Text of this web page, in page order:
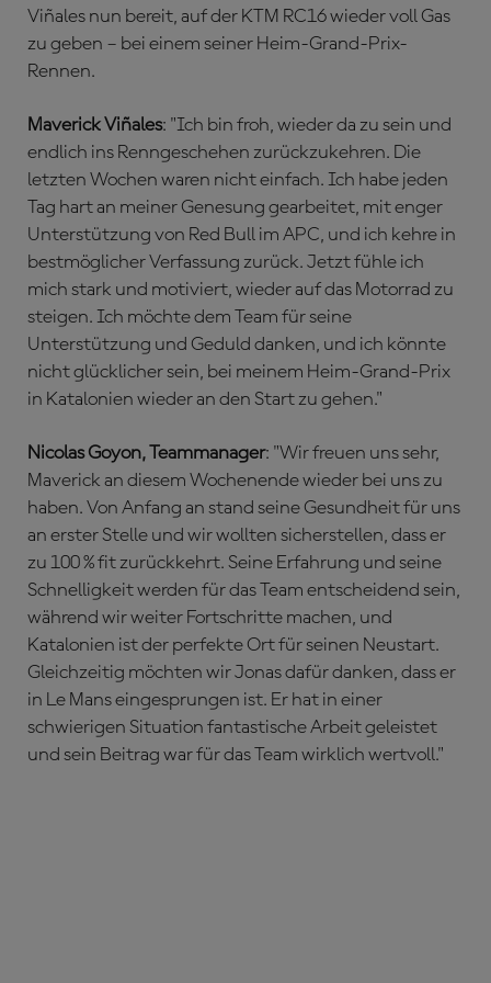
Viñales nun bereit, auf der KTM RC16 wieder voll Gas
zu geben – bei einem seiner Heim-Grand-Prix-
Rennen.
Maverick Viñales: "Ich bin froh, wieder da zu sein und
endlich ins Renngeschehen zurückzukehren. Die
letzten Wochen waren nicht einfach. Ich habe jeden
Tag hart an meiner Genesung gearbeitet, mit enger
Unterstützung von Red Bull im APC, und ich kehre in
bestmöglicher Verfassung zurück. Jetzt fühle ich
mich stark und motiviert, wieder auf das Motorrad zu
steigen. Ich möchte dem Team für seine
Unterstützung und Geduld danken, und ich könnte
nicht glücklicher sein, bei meinem Heim-Grand-Prix
in Katalonien wieder an den Start zu gehen."
Nicolas Goyon, Teammanager: "Wir freuen uns sehr,
Maverick an diesem Wochenende wieder bei uns zu
haben. Von Anfang an stand seine Gesundheit für uns
an erster Stelle und wir wollten sicherstellen, dass er
zu 100 % fit zurückkehrt. Seine Erfahrung und seine
Schnelligkeit werden für das Team entscheidend sein,
während wir weiter Fortschritte machen, und
Katalonien ist der perfekte Ort für seinen Neustart.
Gleichzeitig möchten wir Jonas dafür danken, dass er
in Le Mans eingesprungen ist. Er hat in einer
schwierigen Situation fantastische Arbeit geleistet
und sein Beitrag war für das Team wirklich wertvoll."